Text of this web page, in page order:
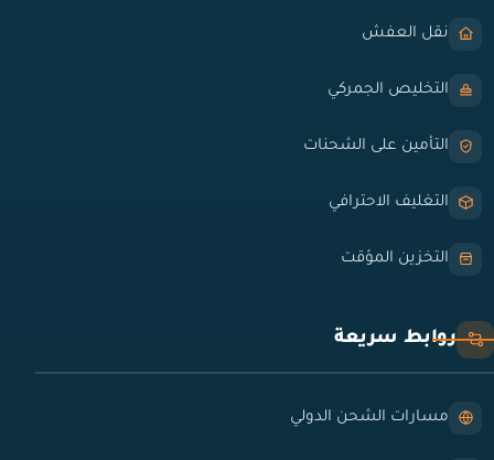
نقل العفش
التخليص الجمركي
التأمين على الشحنات
التغليف الاحترافي
التخزين المؤقت
روابط سريعة
مسارات الشحن الدولي